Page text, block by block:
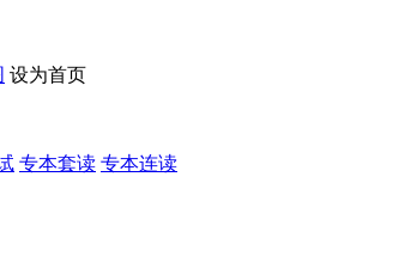
设为首页
专本套读 专本连读